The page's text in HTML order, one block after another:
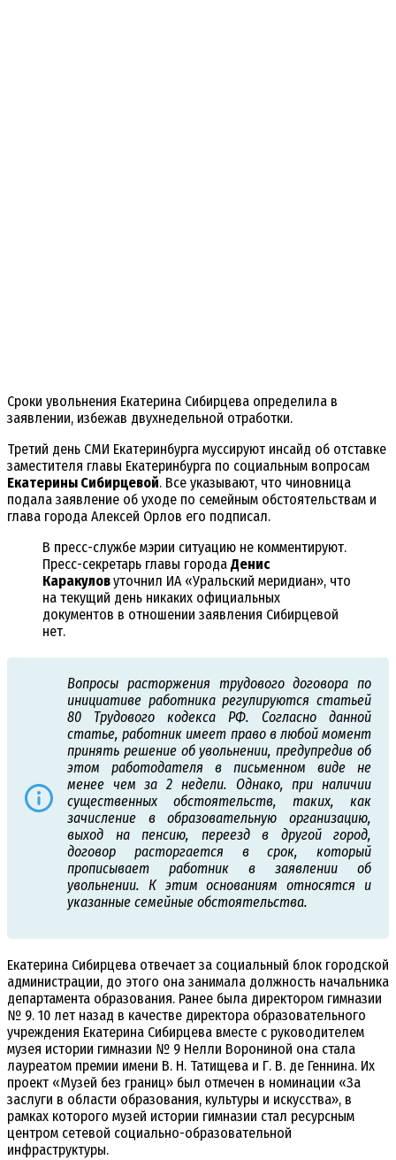
Сроки увольнения Екатерина Сибирцева определила в
заявлении, избежав двухнедельной отработки.
Третий день СМИ Екатеринбурга муссируют инсайд об отставке
заместителя главы Екатеринбурга по социальным вопросам
Екатерины Сибирцевой. Все указывают, что чиновница
подала заявление об уходе по семейным обстоятельствам и
глава города Алексей Орлов его подписал.
В пресс-службе мэрии ситуацию не комментируют.
Пресс-секретарь главы города Денис
Каракуловуточнил ИА «Уральский меридиан», что
на текущий день никаких официальных
документов в отношении заявления Сибирцевой
нет.
Вопросы расторжения трудового договора по
инициативе работника регулируются статьей
80 Трудового кодекса РФ. Согласно данной
статье, работник имеет право в любой момент
принять решение об увольнении, предупредив об
этом работодателя в письменном виде не
менее чем за 2 недели. Однако, при наличии
существенных обстоятельств, таких, как
зачисление в образовательную организацию,
выход на пенсию, переезд в другой город,
договор расторгается в срок, который
прописывает работник в заявлении об
увольнении. К этим основаниям относятся и
указанные семейные обстоятельства.
Екатерина Сибирцева отвечает за социальный блок городской
администрации, до этого она занимала должность начальника
департамента образования. Ранее была директором гимназии
№ 9. 10 лет назад в качестве директора образовательного
учреждения Екатерина Сибирцева вместе с руководителем
музея истории гимназии № 9 Нелли Ворониной она стала
лауреатом премии имени В. Н. Татищева и Г. В. де Геннина. Их
проект «Музей без границ» был отмечен в номинации «За
заслуги в области образования, культуры и искусства», в
рамках которого музей истории гимназии стал ресурсным
центром сетевой социально-образовательной
инфраструктуры.